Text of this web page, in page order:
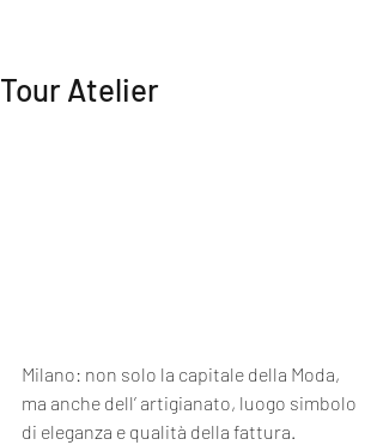
Tour Atelier
Milano: non solo la capitale della Moda,
ma anche dell’ artigianato, luogo simbolo
di eleganza e qualità della fattura.